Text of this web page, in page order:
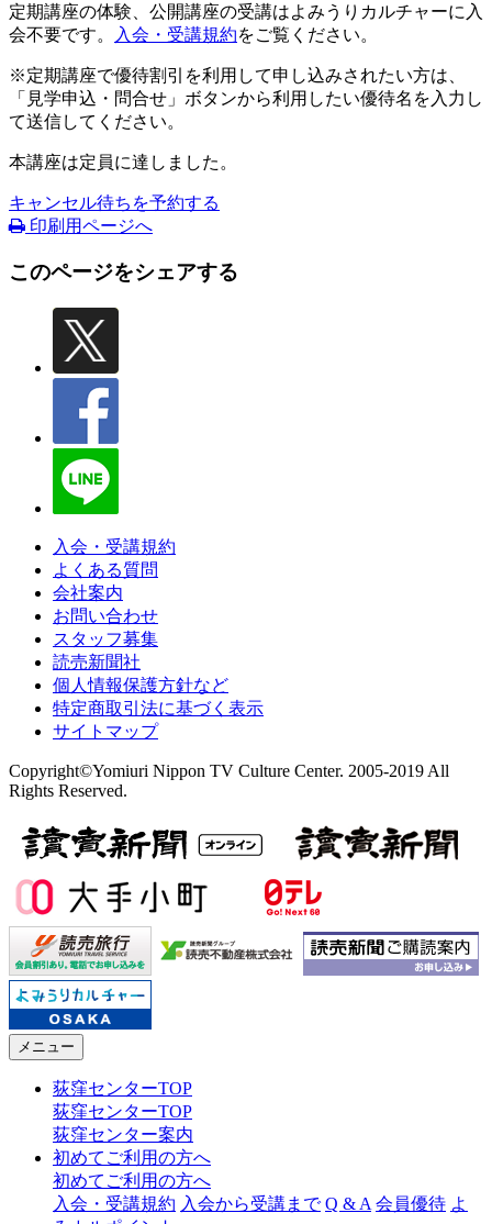
定期講座の体験、公開講座の受講はよみうりカルチャーに入
会不要です。
入会・受講規約をご覧ください。
※定期講座で優待割引を利用して申し込みされたい方は、
「見学申込・問合せ」ボタンから利用したい優待名を入力し
て送信してください。
本講座は定員に達しました。
キャンセル待ちを予約する
印刷用ページへ
このページをシェアする
入会・受講規約
よくある質問
会社案内
お問い合わせ
スタッフ募集
読売新聞社
個人情報保護方針など
特定商取引法に基づく表示
サイトマップ
Copyright©Yomiuri Nippon TV Culture Center. 2005-2019 All
Rights Reserved.
メニュー
荻窪センターTOP
荻窪センターTOP
荻窪センター案内
初めてご利用の方へ
初めてご利用の方へ
入会・受講規約 入会から受講まで Q & A 会員優待 よ